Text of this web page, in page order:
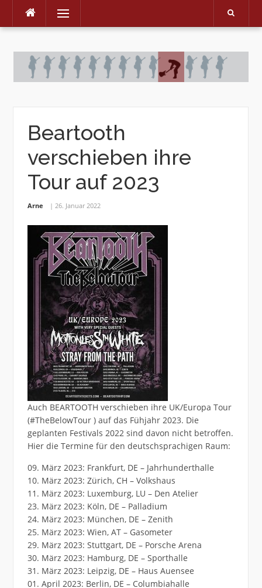
Skip
Menu
Beartooth
verschieben ihre
Tour auf 2023
Arne 26. Januar 2022
Auch BEARTOOTH verschieben ihre UK/Europa Tour
(#TheBelowTour ) auf das Fühjahr 2023. Die
geplanten Festivals 2022 sind davon nicht betroffen.
Hier die Termine für den deutschsprachigen Raum:
09. März 2023: Frankfurt, DE – Jahrhunderthalle
10. März 2023: Zürich, CH – Volkshaus
11. März 2023: Luxemburg, LU – Den Atelier
23. März 2023: Köln, DE – Palladium
24. März 2023: München, DE – Zenith
25. März 2023: Wien, AT – Gasometer
29. März 2023: Stuttgart, DE – Porsche Arena
30. März 2023: Hamburg, DE – Sporthalle
31. März 2023: Leipzig, DE – Haus Auensee
01. April 2023: Berlin, DE – Columbiahalle